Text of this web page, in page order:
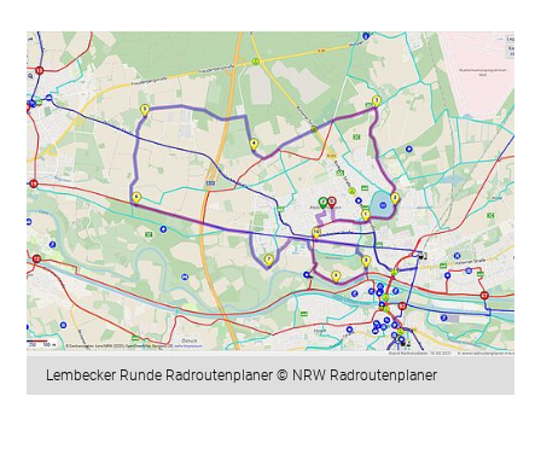
Lembecker Runde Radroutenplaner © NRW Radroutenplaner